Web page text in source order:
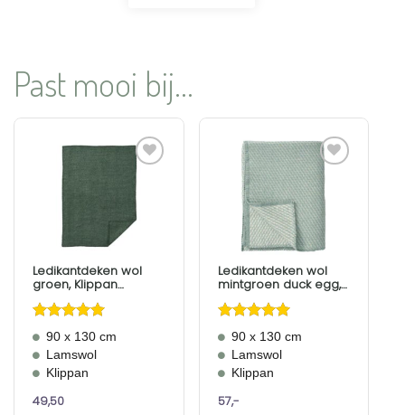
Past mooi bij...
verlanglijst
toevoegen
Ledikantdeken wol
groen, Klippan
Gewaardeerd
5
uit 5
90 x 130 cm
Lamswol
Klippan
49,50
Aan
verlanglijst
toevoegen
Ledikantdeken wol
mintgroen duck egg,
Gewaardeerd
4.67uit 5
90 x 130 cm
Lamswol
Klippan
57,-